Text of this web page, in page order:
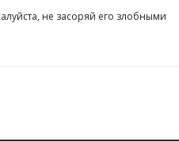
не засоряй его злобными